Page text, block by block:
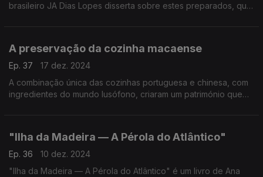
brasileiro JA Dias Lopes disserta sobre estes preparados, que,
A preservação da cozinha macaense
Ep. 37
17 dez. 2024
A combinação única das cozinhas portuguesa e chinesa, com
ingredientes do mundo lusófono, criaram um património que
"Ilha da Madeira — A Pérola do Atlântico"
Ep. 36
10 dez. 2024
"Ilha da Madeira — A Pérola do Atlântico" é um livro de Ana